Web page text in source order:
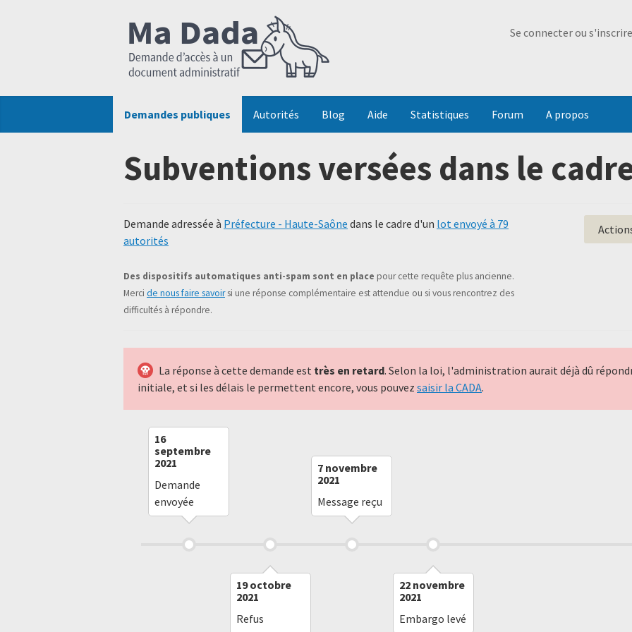
Se connecter ou s'inscrire
Demandes publiques Autorités Blog Aide Statistiques Forum A propos
Subventions versées dans le
Demande adressée à Préfecture - Haute-Saône dans le cadre d'un lot envoyé à 79
autorités
Des dispositifs automatiques anti-spam sont en place pour cette requête plus ancienne.
Merci de nous faire savoirsi une réponse complémentaire est attendue ou si vous rencontrez des
difficultés à répondre.
La réponse à cette demande est très en retard. Selon la loi, l'administration aurait déjà dû
initiale, et si les délais le permettent encore, vous pouvez saisir la CADA.
16
septembre
2021
Demande
envoyée
19 octobre
2021
Refus
7 novembre
2021
Message reçu
22 novembre
2021
Embargo levé